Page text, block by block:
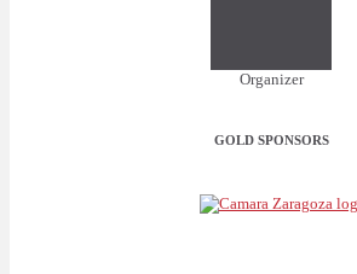
Organizer
GOLD SPONSORS